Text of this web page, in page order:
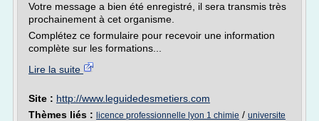
Votre message a bien été enregistré, il sera transmis très
prochainement à cet organisme.
Complétez ce formulaire pour recevoir une information
complète sur les formations...
Lire la suite
Site : http://www.leguidedesmetiers.com
Thèmes liés : licence professionnelle lyon 1 chimie / universite